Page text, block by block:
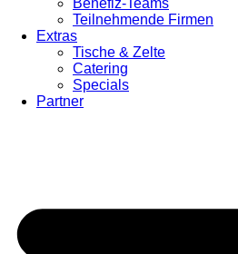
Benefiz-Teams
Teilnehmende Firmen
Extras
Tische & Zelte
Catering
Specials
Partner